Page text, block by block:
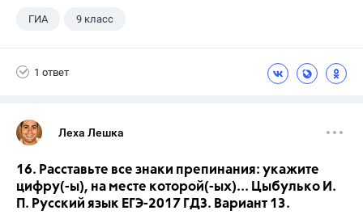
ГИА 9 класс
1 ответ
Леха Лешка
16. Расставьте все знаки препинания: укажите
цифру(-ы), на месте которой(-ых)... Цыбулько И.
П. Русский язык ЕГЭ-2017 ГДЗ. Вариант 13.